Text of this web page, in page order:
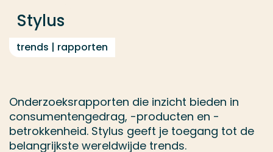
Stylus
trends | rapporten
Onderzoeksrapporten die inzicht bieden in
consumentengedrag, -producten en -
betrokkenheid. Stylus geeft je toegang tot de
belangrijkste wereldwijde trends.
Opleiding
Contact